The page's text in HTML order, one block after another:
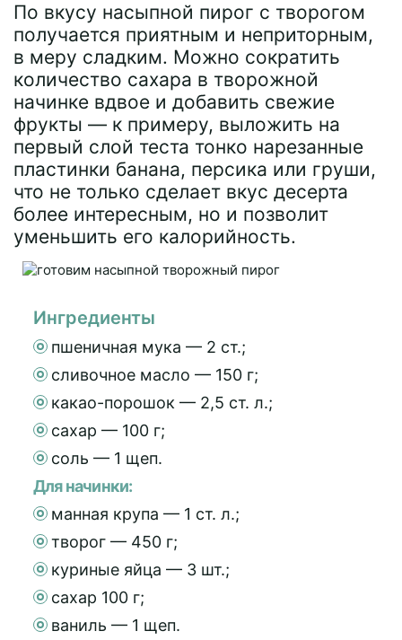
По вкусу насыпной пирог с творогом
получается приятным и неприторным,
в меру сладким. Можно сократить
количество сахара в творожной
начинке вдвое и добавить свежие
фрукты — к примеру, выложить на
первый слой теста тонко нарезанные
пластинки банана, персика или груши,
что не только сделает вкус десерта
более интересным, но и позволит
уменьшить его калорийность.
Ингредиенты
пшеничная мука — 2 ст.;
сливочное масло — 150 г;
какао-порошок — 2,5 ст. л.;
сахар — 100 г;
соль — 1 щеп.
Для начинки:
манная крупа — 1 ст. л.;
творог — 450 г;
куриные яйца — 3 шт.;
сахар 100 г;
ваниль — 1 щеп.